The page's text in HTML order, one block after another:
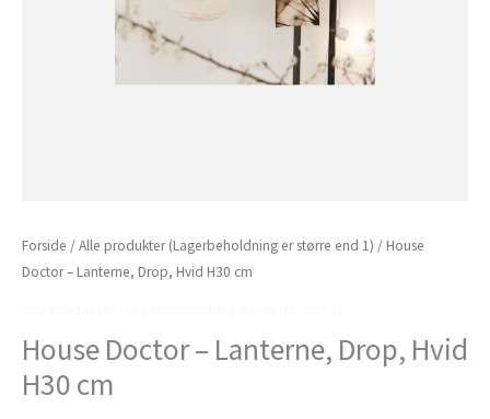
Forside /Alle produkter (Lagerbeholdning er større end 1) / House
Doctor – Lanterne, Drop, Hvid H30 cm
House Doctor – Lanterne, Drop, Hvid
H30 cm